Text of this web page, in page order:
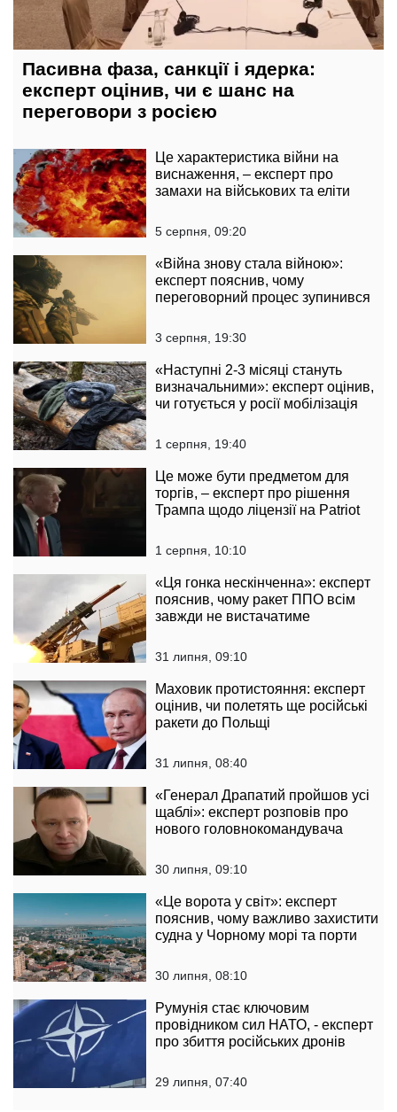
Пасивна фаза, санкції і ядерка:
експерт оцінив, чи є шанс на
переговори з росією
Це характеристика війни на
виснаження, – експерт про
замахи на військових та еліти
5 серпня, 09:20
«Війна знову стала війною»:
експерт пояснив, чому
переговорний процес зупинився
3 серпня, 19:30
«Наступні 2-3 місяці стануть
визначальними»: експерт оцінив,
чи готується у росії мобілізація
1 серпня, 19:40
Це може бути предметом для
торгів, – експерт про рішення
Трампа щодо ліцензії на Patriot
1 серпня, 10:10
«Ця гонка нескінченна»: експерт
пояснив, чому ракет ППО всім
завжди не вистачатиме
31 липня, 09:10
Маховик протистояння: експерт
оцінив, чи полетять ще російські
ракети до Польщі
31 липня, 08:40
«Генерал Драпатий пройшов усі
щаблі»: експерт розповів про
нового головнокомандувача
30 липня, 09:10
«Це ворота у світ»: експерт
пояснив, чому важливо захистити
судна у Чорному морі та порти
30 липня, 08:10
Румунія стає ключовим
провідником сил НАТО, - експерт
про збиття російських дронів
29 липня, 07:40